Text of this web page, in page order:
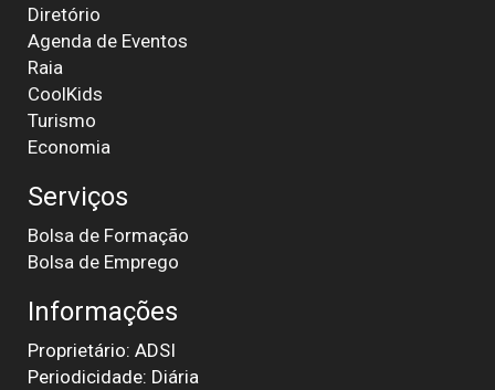
Diretório
Agenda de Eventos
Raia
CoolKids
Turismo
Economia
Serviços
Bolsa de Formação
Bolsa de Emprego
Informações
Proprietário: ADSI
Periodicidade: Diária